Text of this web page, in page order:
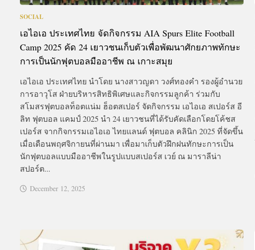
SOCIAL
เอไอเอ ประเทศไทย จัดกิจกรรม AIA Spurs Elite Football
Camp 2025 คัด 24 เยาวชนเก็บตัวเพื่อพัฒนาศักยภาพทักษะ
การเป็นนักฟุตบอลมืออาชีพ ณ เกาะสมุย
เอไอเอ ประเทศไทย นำโดย นางสาวญดา วงศ์ทองคำ รองผู้อำนวย
การอาวุโส ฝ่ายบริหารสิทธิพิเศษและกิจกรรมลูกค้า ร่วมกับ
สโมสรฟุตบอลท็อตแน่ม ฮ็อตสเปอร์ จัดกิจกรรม เอไอเอ สเปอร์ส อี
ลิท ฟุตบอล แคมป์ 2025 นำ 24 เยาวชนที่ได้รับคัดเลือกโดยโค้ชส
เปอร์ส จากกิจกรรมเอไอเอ ไทยแลนด์ ฟุตบอล คลินิก 2025 ที่จัดขึ้น
เมื่อเดือนพฤศจิกายนที่ผ่านมา เพื่อมาเก็บตัวฝึกฝนทักษะการเป็น
นักฟุตบอลแบบมืออาชีพในรูปแบบสเปอร์ส เวย์ ณ มาราลีน่า
สปอร์ต...
December 12, 2025